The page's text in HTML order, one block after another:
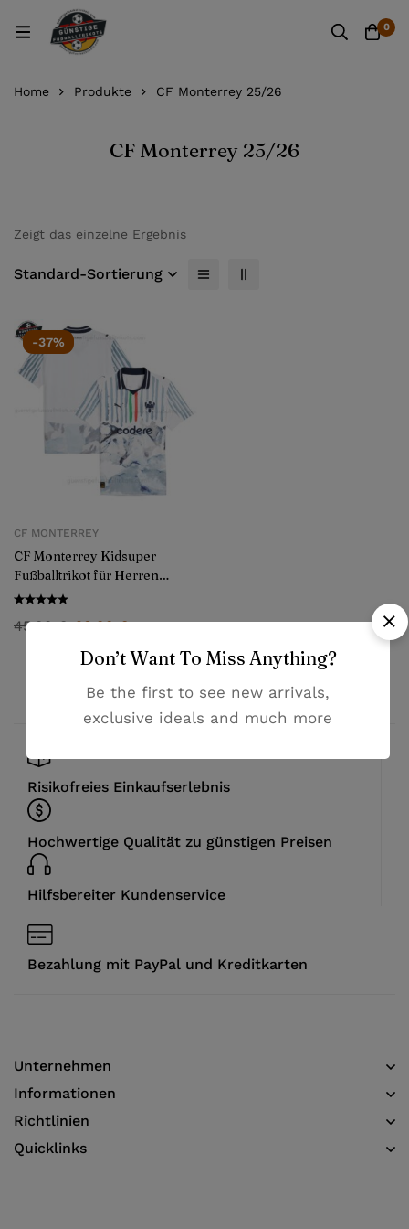
0
Home Produkte CF Monterrey 25/26
CF Monterrey 25/26
Zeigt das einzelne Ergebnis
Standard-Sortierung
-37%
CF MONTERREY
CF Monterrey Kidsuper
Fußballtrikot für Herren
2025/26
45,99€ 28,99€
Risikofreies Einkaufserlebnis
Hochwertige Qualität zu günstigen Preisen
Hilfsbereiter Kundenservice
Bezahlung mit PayPal und Kreditkarten
Unternehmen
Informationen​
Richtlinien
Quicklinks
Don’t Want To Miss Anything?
Be the first to see new arrivals,
exclusive ideals and much more